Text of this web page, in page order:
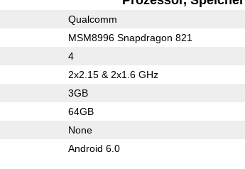
Qualcomm
MSM8996 Snapdragon 821
4
2x2.15 & 2x1.6 GHz
3GB
64GB
None
Android 6.0